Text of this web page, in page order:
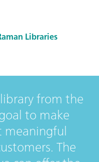
Libraries
from the
to make
The